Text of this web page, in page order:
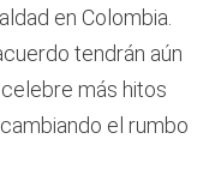
en Colombia.
tendrán aún
más hitos
el rumbo